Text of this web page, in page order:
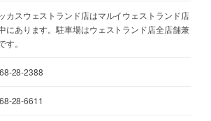
カスウェストランド店はマルイウェストランド店
にあります。駐車場はウェストランド店全店舗兼
す。
28-2388
28-6611